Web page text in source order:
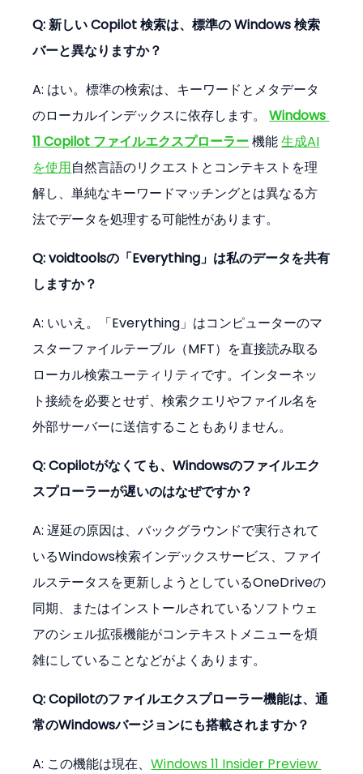
Q: 新しい Copilot 検索は、標準の Windows 検索
バーと異なりますか？
A: はい。標準の検索は、キーワードとメタデータ
のローカルインデックスに依存します。 Windows
11 Copilot ファイルエクスプローラー 機能 生成AI
を使用自然言語のリクエストとコンテキストを理
解し、単純なキーワードマッチングとは異なる方
法でデータを処理する可能性があります。
Q: voidtoolsの「Everything」は私のデータを共有
しますか？
A: いいえ。「Everything」はコンピューターのマ
スターファイルテーブル（MFT）を直接読み取る
ローカル検索ユーティリティです。インターネッ
ト接続を必要とせず、検索クエリやファイル名を
外部サーバーに送信することもありません。
Q: Copilotがなくても、Windowsのファイルエク
スプローラーが遅いのはなぜですか？
A: 遅延の原因は、バックグラウンドで実行されて
いるWindows検索インデックスサービス、ファイ
ルステータスを更新しようとしているOneDriveの
同期、またはインストールされているソフトウェ
アのシェル拡張機能がコンテキストメニューを煩
雑にしていることなどがよくあります。
Q: Copilotのファイルエクスプローラー機能は、通
常のWindowsバージョンにも搭載されますか？
A: この機能は現在、Windows 11 Insider Preview